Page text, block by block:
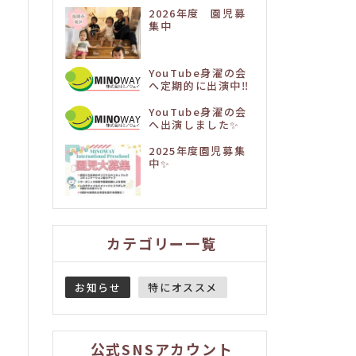
2026年度 園児募
集中
YouTube身濯の会
へ定期的に出演中‼️
YouTube身濯の会
へ出演しました✨
2025年度園児募集
中✨
カテゴリー一覧
お知らせ 特にオススメ
公式SNSアカウント